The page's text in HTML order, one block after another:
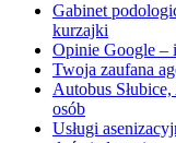
Gabinet
kurzajki
Opinie Google –
Twoja zaufana
Autobus
osób
Usługi